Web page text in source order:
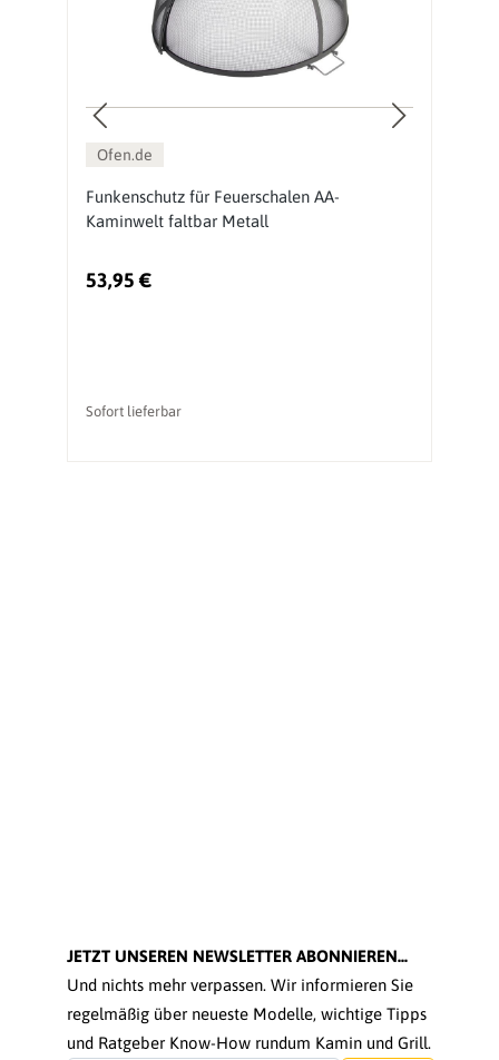
Ofen.de
Funkenschutz für Feuerschalen AA-
Kaminwelt faltbar Metall
53,95 €
Sofort lieferbar
JETZT UNSEREN NEWSLETTER ABONNIEREN...
Und nichts mehr verpassen. Wir informieren Sie
regelmäßig über neueste Modelle, wichtige Tipps
und Ratgeber Know-How rundum Kamin und Grill.